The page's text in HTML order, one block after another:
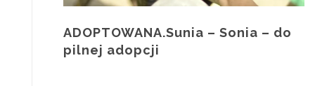
ADOPTOWANA.Sunia – Sonia – do
pilnej adopcji